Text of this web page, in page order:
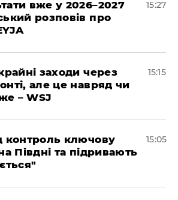
вже у 2026–2027
розповів про
15:27
заходи через
але це навряд чи
– WSJ
15:15
контроль ключову
Півдні та підривають
15:05